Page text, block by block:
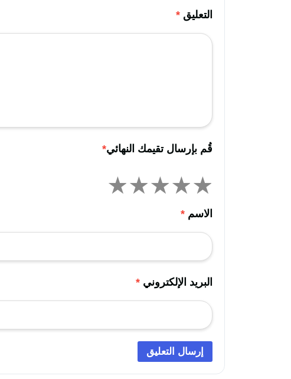
التعليق *
قُم بإرسال تقيمك النهائي*
الاسم *
البريد الإلكتروني *